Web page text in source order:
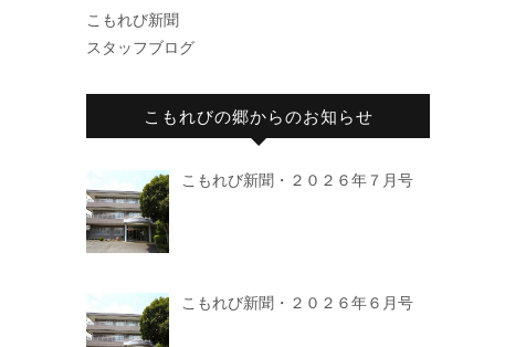
こもれび新聞
スタッフブログ
こもれびの郷からのお知らせ
こもれび新聞・２０２６年７月号
こもれび新聞・２０２６年６月号